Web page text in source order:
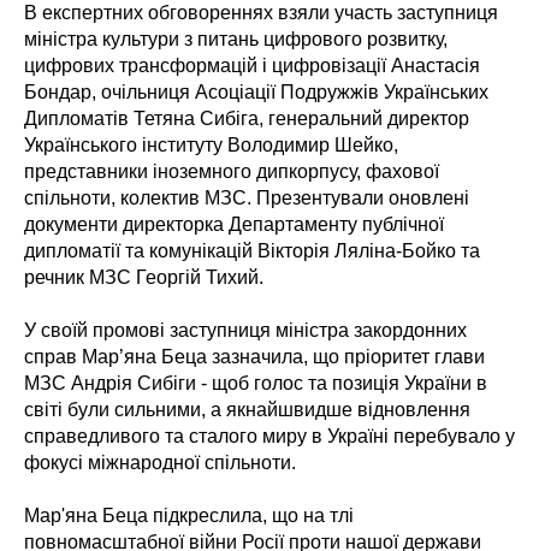
В експертних обговореннях взяли участь заступниця
міністра культури з питань цифрового розвитку,
цифрових трансформацій і цифровізації Анастасія
Бондар, очільниця Асоціації Подружжів Українських
Дипломатів Тетяна Сибіга, генеральний директор
Українського інституту Володимир Шейко,
представники іноземного дипкорпусу, фахової
спільноти, колектив МЗС. Презентували оновлені
документи директорка Департаменту публічної
дипломатії та комунікацій Вікторія Ляліна-Бойко та
речник МЗС Георгій Тихий.
У своїй промові заступниця міністра закордонних
справ Мар’яна Беца зазначила, що пріоритет глави
МЗС Андрія Сибіги - щоб голос та позиція України в
світі були сильними, а якнайшвидше відновлення
справедливого та сталого миру в Україні перебувало у
фокусі міжнародної спільноти.
Мар'яна Беца підкреслила, що на тлі
повномасштабної війни Росії проти нашої держави